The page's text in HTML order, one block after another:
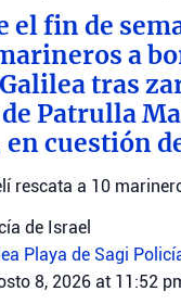
el fin de
a
tras
Patrulla
en cuestión
rescata a 10
de Israel
Playa de Sagi
8, 2026 at 11:52